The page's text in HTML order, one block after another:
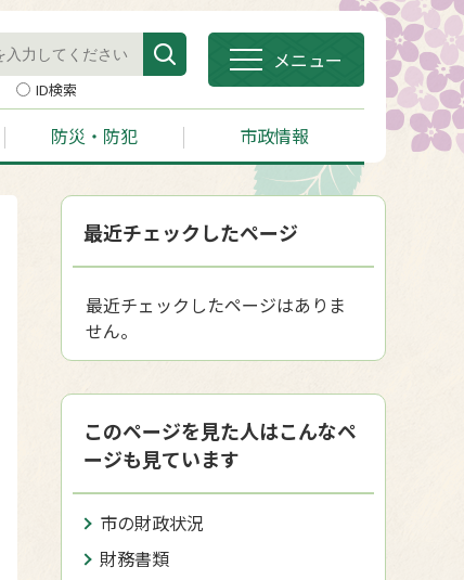
ID検索
メニュー
防災・防犯 市政情報
最近チェックしたページ
最近チェックしたページはありま
せん。
このページを見た人はこんなペ
ージも見ています
市の財政状況
財務書類